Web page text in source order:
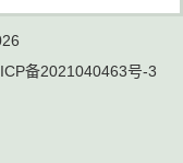
备2021040463号-3